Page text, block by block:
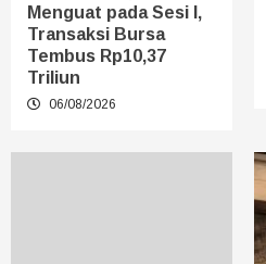
Menguat pada Sesi I,
Transaksi Bursa
Tembus Rp10,37
Triliun
06/08/2026